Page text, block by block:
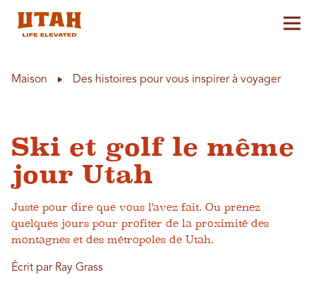
Maison Des histoires pour vous inspirer à voyager
Ski et golf le même
jour Utah
Juste pour dire que vous l'avez fait. Ou prenez
quelques jours pour profiter de la proximité des
montagnes et des métropoles de Utah.
Écrit par Ray Grass